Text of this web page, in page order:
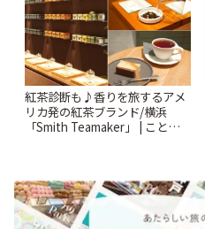
紅茶診断も♪香りを旅するアメ
リカ発の紅茶ブランド/横浜
「Smith Teamaker」 | ことりっ